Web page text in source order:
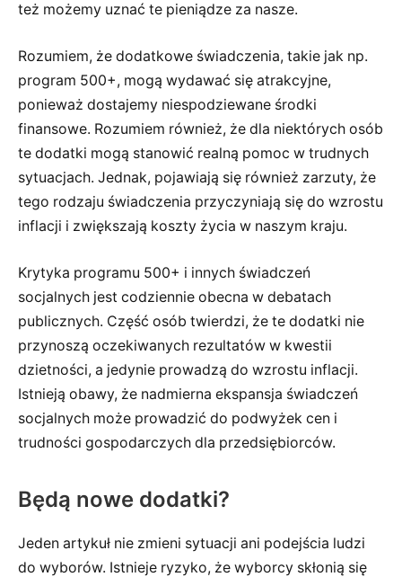
też możemy uznać te pieniądze za nasze.
Rozumiem, że dodatkowe świadczenia, takie jak np.
program 500+, mogą wydawać się atrakcyjne,
ponieważ dostajemy niespodziewane środki
finansowe. Rozumiem również, że dla niektórych osób
te dodatki mogą stanowić realną pomoc w trudnych
sytuacjach. Jednak, pojawiają się również zarzuty, że
tego rodzaju świadczenia przyczyniają się do wzrostu
inflacji i zwiększają koszty życia w naszym kraju.
Krytyka programu 500+ i innych świadczeń
socjalnych jest codziennie obecna w debatach
publicznych. Część osób twierdzi, że te dodatki nie
przynoszą oczekiwanych rezultatów w kwestii
dzietności, a jedynie prowadzą do wzrostu inflacji.
Istnieją obawy, że nadmierna ekspansja świadczeń
socjalnych może prowadzić do podwyżek cen i
trudności gospodarczych dla przedsiębiorców.
Będą nowe dodatki?
Jeden artykuł nie zmieni sytuacji ani podejścia ludzi
do wyborów. Istnieje ryzyko, że wyborcy skłonią się